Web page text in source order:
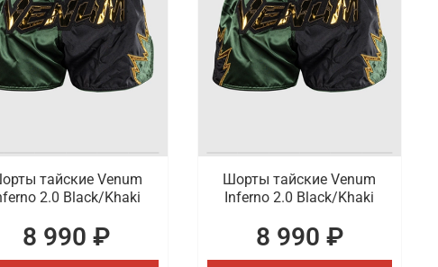
вид. Шорты для спортсменов могут дополняться
тайские Venum
2.0 Black/Khaki
8 990 ₽
Шорты тайские Venum
Inferno 2.0 Black/Khaki
8 990 ₽